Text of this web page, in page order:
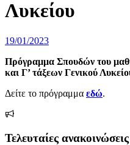
Λυκείου
Δημοσιεύτηκε
19/01/2023
Πρόγραμμα Σπουδών του
και Γ’ τάξεων Γενικού
Δείτε το πρόγραμμα εδώ.
Τελευταίες ανακοινώσεις